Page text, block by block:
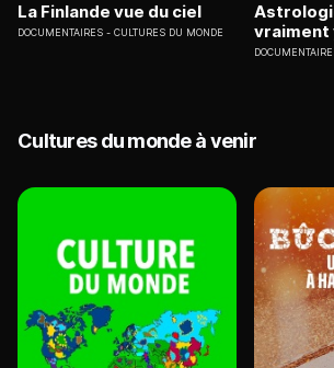
La Finlande vue du ciel
DOCUMENTAIRES CULTURES DU MONDE
vraiment
Cultures du monde à venir